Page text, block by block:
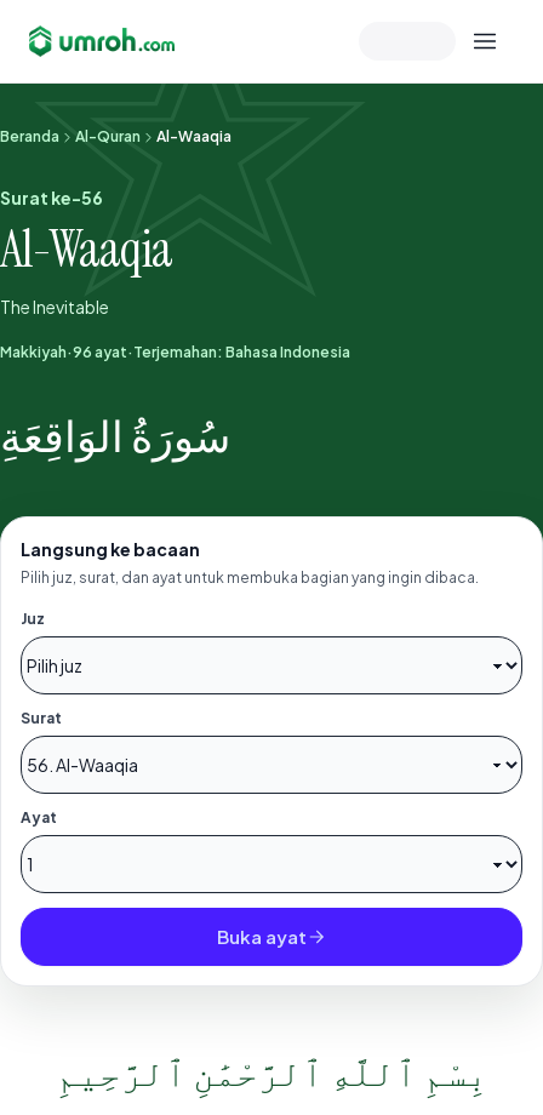
Memeriksa sesi akun
Beranda Al-Quran Al-Waaqia
Surat ke-56
Al-Waaqia
The Inevitable
Makkiyah·96 ayat· Terjemahan: Bahasa Indonesia
سُورَةُ الوَاقِعَةِ
Langsung ke bacaan
Pilih juz, surat, dan ayat untuk membuka bagian yang ingin dibaca.
Juz
Surat
Ayat
Buka ayat
بِسْمِ ٱللَّهِ ٱلرَّحْمَٰنِ ٱلرَّحِيمِ